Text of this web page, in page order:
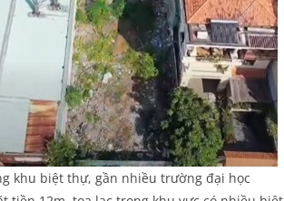
khu biệt thự, gần nhiều trường đại học